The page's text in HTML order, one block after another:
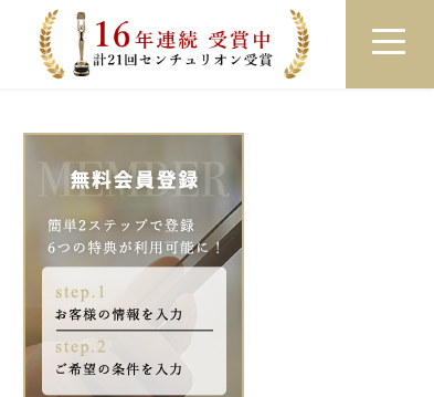
ログイン 来店予約 LINEで相談